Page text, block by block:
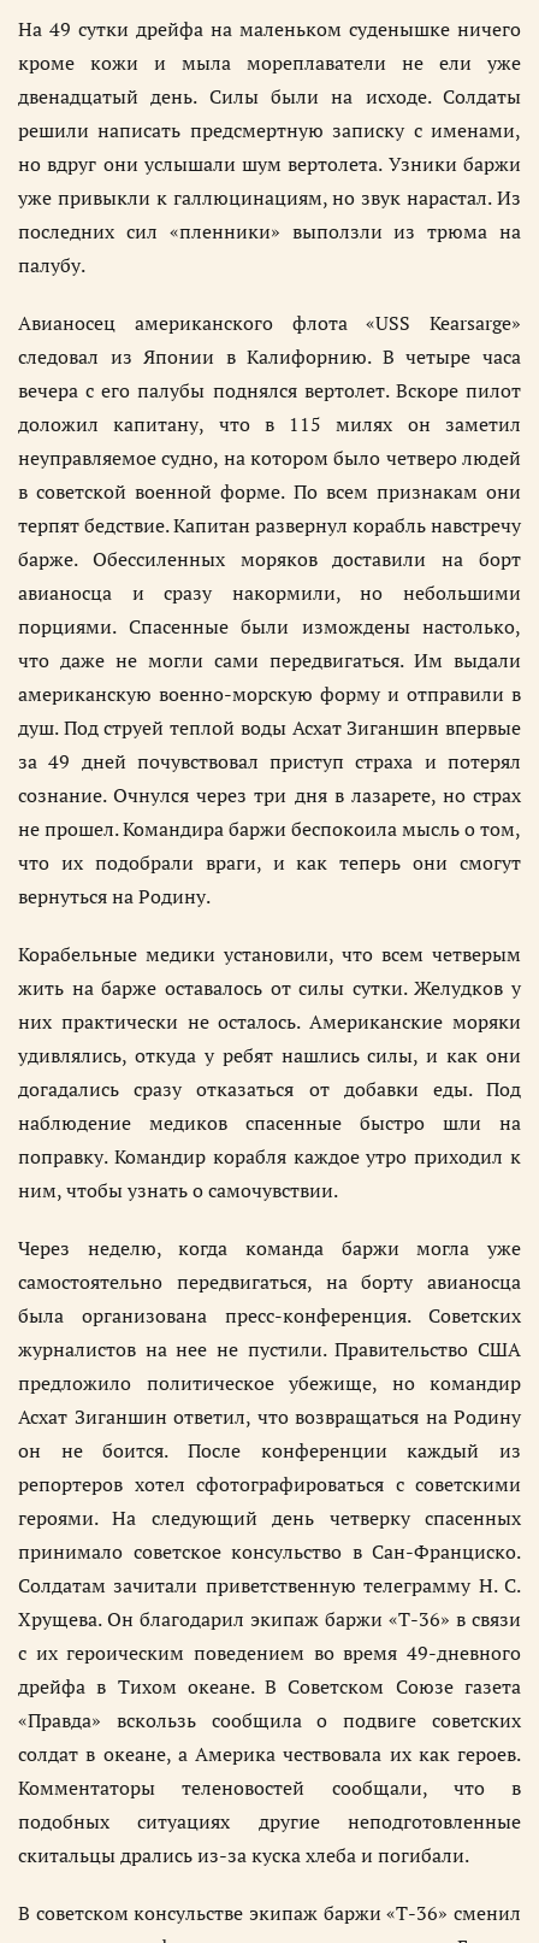
На 49 сутки дрейфа на маленьком суденышке ничего
кроме кожи и мыла мореплаватели не ели уже
двенадцатый день. Силы были на исходе. Солдаты
решили написать предсмертную записку с именами,
но вдруг они услышали шум вертолета. Узники баржи
уже привыкли к галлюцинациям, но звук нарастал. Из
последних сил «пленники» выползли из трюма на
палубу.
Авианосец американского флота «USS Kearsarge»
следовал из Японии в Калифорнию. В четыре часа
вечера с его палубы поднялся вертолет. Вскоре пилот
доложил капитану, что в 115 милях он заметил
неуправляемое судно, на котором было четверо людей
в советской военной форме. По всем признакам они
терпят бедствие. Капитан развернул корабль навстречу
барже. Обессиленных моряков доставили на борт
авианосца и сразу накормили, но небольшими
порциями. Спасенные были измождены настолько,
что даже не могли сами передвигаться. Им выдали
американскую военно-морскую форму и отправили в
душ. Под струей теплой воды Асхат Зиганшин впервые
за 49 дней почувствовал приступ страха и потерял
сознание. Очнулся через три дня в лазарете, но страх
не прошел. Командира баржи беспокоила мысль о том,
что их подобрали враги, и как теперь они смогут
вернуться на Родину.
Корабельные медики установили, что всем четверым
жить на барже оставалось от силы сутки. Желудков у
них практически не осталось. Американские моряки
удивлялись, откуда у ребят нашлись силы, и как они
догадались сразу отказаться от добавки еды. Под
наблюдение медиков спасенные быстро шли на
поправку. Командир корабля каждое утро приходил к
ним, чтобы узнать о самочувствии.
Через неделю, когда команда баржи могла уже
самостоятельно передвигаться, на борту авианосца
была организована пресс-конференция. Советских
журналистов на нее не пустили. Правительство США
предложило политическое убежище, но командир
Асхат Зиганшин ответил, что возвращаться на Родину
он не боится. После конференции каждый из
репортеров хотел сфотографироваться с советскими
героями. На следующий день четверку спасенных
принимало советское консульство в Сан-Франциско.
Солдатам зачитали приветственную телеграмму Н. С.
Хрущева. Он благодарил экипаж баржи «Т-36» в связи
с их героическим поведением во время 49-дневного
дрейфа в Тихом океане. В Советском Союзе газета
«Правда» вскользь сообщила о подвиге советских
солдат в океане, а Америка чествовала их как героев.
Комментаторы теленовостей сообщали, что в
подобных ситуациях другие неподготовленные
скитальцы дрались из-за куска хлеба и погибали.
В советском консульстве экипаж баржи «Т-36» сменил